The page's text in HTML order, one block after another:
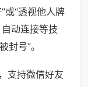
或“透视他人牌
动连接等技
封号”。
支持微信好友